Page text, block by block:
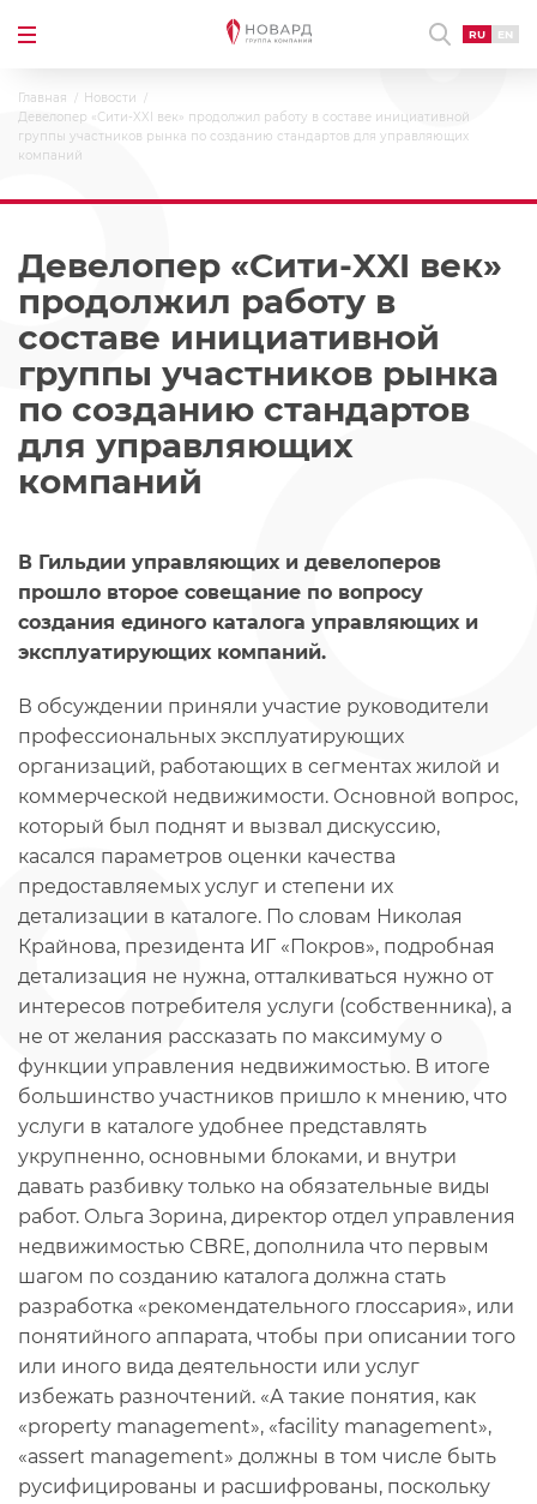
RU EN
Главная
Новости
Девелопер «Сити-XXI век» продолжил работу в составе инициативной
группы участников рынка по созданию стандартов для управляющих
компаний
Девелопер «Сити-XXI век»
продолжил работу в
составе инициативной
группы участников рынка
по созданию стандартов
для управляющих
компаний
В Гильдии управляющих и девелоперов
прошло второе совещание по вопросу
создания единого каталога управляющих и
эксплуатирующих компаний.
В обсуждении приняли участие руководители
профессиональных эксплуатирующих
организаций, работающих в сегментах жилой и
коммерческой недвижимости. Основной вопрос,
который был поднят и вызвал дискуссию,
касался параметров оценки качества
предоставляемых услуг и степени их
детализации в каталоге. По словам Николая
Крайнова, президента ИГ «Покров», подробная
детализация не нужна, отталкиваться нужно от
интересов потребителя услуги (собственника), а
не от желания рассказать по максимуму о
функции управления недвижимостью. В итоге
большинство участников пришло к мнению, что
услуги в каталоге удобнее представлять
укрупненно, основными блоками, и внутри
давать разбивку только на обязательные виды
работ. Ольга Зорина, директор отдел управления
недвижимостью CBRE, дополнила что первым
шагом по созданию каталога должна стать
разработка «рекомендательного глоссария», или
понятийного аппарата, чтобы при описании того
или иного вида деятельности или услуг
избежать разночтений. «А такие понятия, как
«property management», «facility management»,
«assert management» должны в том числе быть
русифицированы и расшифрованы, поскольку